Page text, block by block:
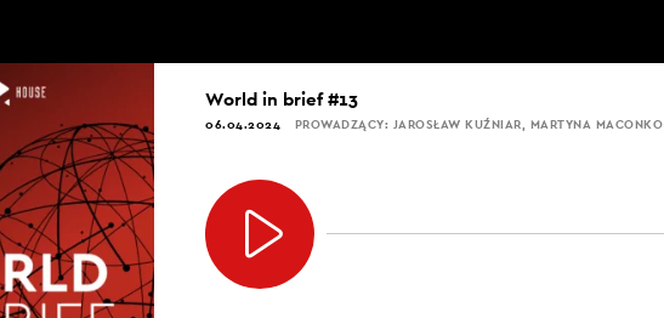
World in brief #13
06.04.2024 PROWADZĄCY: JAROSŁAW KUŹNIAR, MARTYNA MACONKO